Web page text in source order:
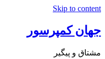
Skip to content
جهان کمپرسور
مشتاق و پیگیر